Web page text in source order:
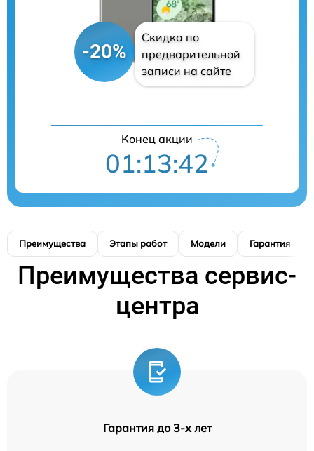
-20%
Скидка по
предварительной
записи на сайте
Конец акции
01:13:41
Преимущества Этапы работ Модели Гарантия
Преимущества сервис-
центра
Гарантия до 3-х лет